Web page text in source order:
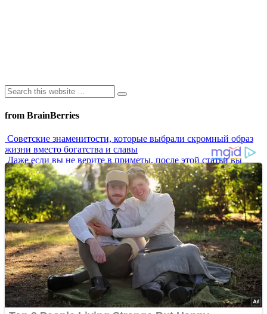
from BrainBerries
Советские знаменитости, которые выбрали скромный образ
жизни вместо богатства и славы
Даже если вы не верите в приметы, после этой статьи вы
измените своё мнение
Сигнал SOS от вашего тела: как распознать и победить
хроническую тазовую боль пока не стало поздно
7 самых роковых женщин СССР, которых боялись даже самые
влиятельные мужчины
Что делать, если приснился кошмар: проверенные народные
способы, которые помогут избавиться от страшных снов
Advertisements